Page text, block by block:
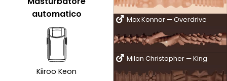
Max Konnor — Overdrive
Milan Christopher — King
automatico
Kiiroo Keon